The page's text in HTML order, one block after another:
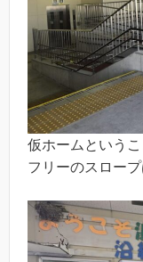
仮ホームという
フリーのスロー